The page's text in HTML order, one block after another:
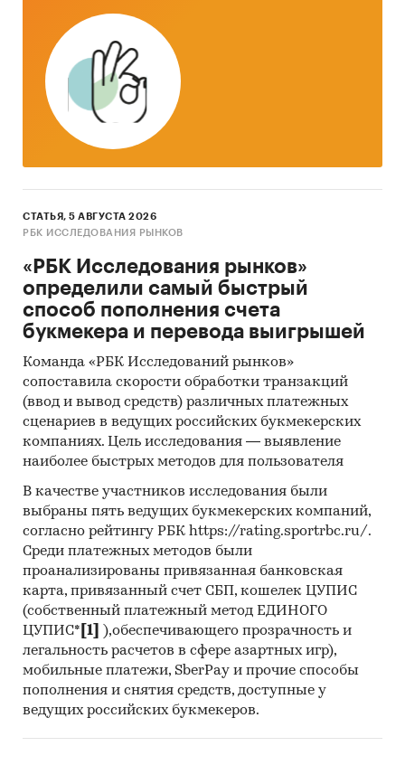
Работа 7 дней в неделю, 24 часа в сутки.
Рыночная ситуация
Первичный рынок показывает высокие
автомобилей. По итогам января – августа
2017 года рынок легковых автомобилей
вырос более чем на ***%. Рынок новых
грузовых автомобилей за первое полугодие
текущего года увеличился еще больше – на
***%.
Рост рынка происходит как за счет
расширения объемов деятельности
автомобильной промышленности России,
рубежа.
Вторичный рынок в текущем году
стабилизировался. За первое полугодие
зафиксирован незначительный рост по
легковым автомобилям (***%) и такое же
незначительное падение (***%) по грузовым
автомобилям.
Автомобильные рынки Башкортостана,
Татарстана и Челябинской области, на
которые рассчитан рассматриваемый
проект, относятся к числу наиболее
СТАТЬЯ, 5 АВГУСТА 2026
РБК ИССЛЕДОВАНИЯ РЫНКОВ
«РБК Исследования рынков»
определили самый быстрый
способ пополнения счета
букмекера и перевода выигрышей
Команда «РБК Исследований рынков»
сопоставила скорости обработки транзакций
(ввод и вывод средств) различных платежных
сценариев в ведущих российских букмекерских
компаниях. Цель исследования — выявление
наиболее быстрых методов для пользователя
В качестве участников исследования были
выбраны пять ведущих букмекерских компаний,
согласно рейтингу РБК https://rating.sportrbc.ru/.
Среди платежных методов были
проанализированы привязанная банковская
карта, привязанный счет СБП, кошелек ЦУПИС
(собственный платежный метод ЕДИНОГО
ЦУПИС* [1]
),обеспечивающего прозрачность и
легальность расчетов в сфере азартных игр),
мобильные платежи, SberPay и прочие способы
пополнения и снятия средств, доступные у
ведущих российских букмекеров.